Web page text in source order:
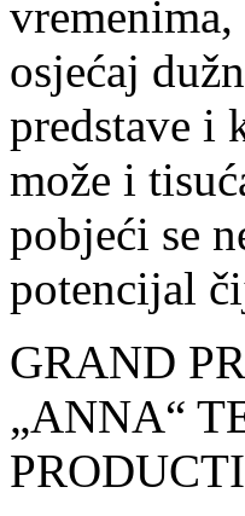
osjećaj
predstave i
može i
pobjeći se
potencijal
GRAND
„ANNA“